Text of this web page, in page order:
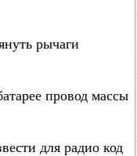
рычаги
провод массы
для радио код